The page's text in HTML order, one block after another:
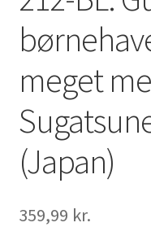
meget
(Japan)
359,99 kr.